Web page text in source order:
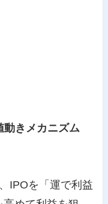
動きメカニズム
IPOを「運で利益